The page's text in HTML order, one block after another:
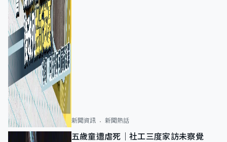
新聞資訊 新聞熱話
五歲童遭虐死｜社工三度家訪未察覺